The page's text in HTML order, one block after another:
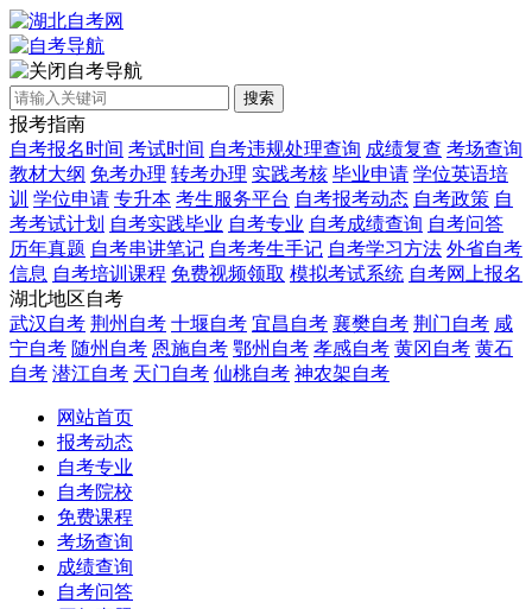
自考导航
搜索
报考指南
自考报名时间 考试时间 自考违规处理查询 成绩复查 考场查询
教材大纲 免考办理 转考办理 实践考核 毕业申请 学位英语培
训 学位申请 专升本 考生服务平台 自考报考动态 自考政策 自
考考试计划 自考实践毕业 自考专业 自考成绩查询 自考问答
历年真题 自考串讲笔记 自考考生手记 自考学习方法 外省自考
信息 自考培训课程 免费视频领取 模拟考试系统 自考网上报名
湖北地区自考
武汉自考 荆州自考 十堰自考 宜昌自考 襄樊自考 荆门自考 咸
宁自考 随州自考 恩施自考 鄂州自考 孝感自考 黄冈自考 黄石
自考 潜江自考 天门自考 仙桃自考 神农架自考
网站首页
报考动态
自考专业
自考院校
免费课程
考场查询
成绩查询
自考问答